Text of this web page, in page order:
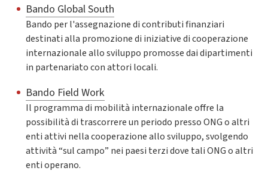
Bando Global South
Bando per l'assegnazione di contributi finanziari
destinati alla promozione di iniziative di cooperazione
internazionale allo sviluppo promosse dai dipartimenti
in partenariato con attori locali.
Bando Field Work
Il programma di mobilità internazionale offre la
possibilità di trascorrere un periodo presso ONG o altri
enti attivi nella cooperazione allo sviluppo, svolgendo
attività “sul campo” nei paesi terzi dove tali ONG o altri
enti operano.